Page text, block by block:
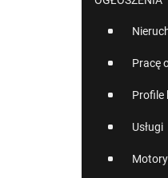
Pracę
Profile
Usługi